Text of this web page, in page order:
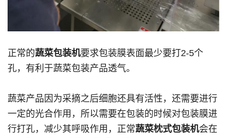
正常的蔬菜包装机要求包装膜表面最少要打2-5个
孔，有利于蔬菜包装产品透气。
蔬菜产品因为采摘之后细胞还具有活性，还需要进行
一定的光合作用，所以需要在包装的时候对包装膜进
行打孔，减少其呼吸作用，正常蔬菜枕式包装机会在